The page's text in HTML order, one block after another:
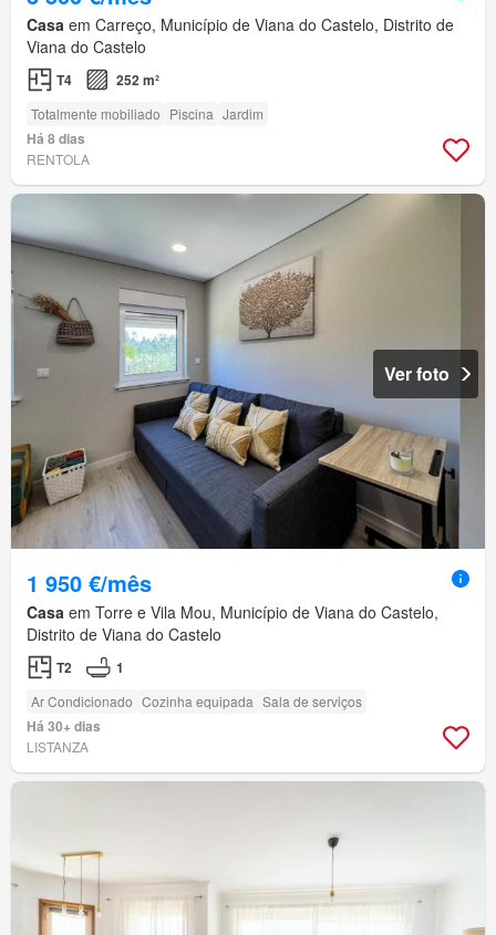
Casa em Carreço, Município de Viana do Castelo, Distrito de
Viana do Castelo
T4 252 m²
Totalmente mobiliado Piscina Jardim
Há 8 dias
RENTOLA
Ver foto
1 950 €/mês
Casa em Torre e Vila Mou, Município de Viana do Castelo,
Distrito de Viana do Castelo
T2 1
Ar Condicionado Cozinha equipada Sala de serviços
Há 30+ dias
LISTANZA